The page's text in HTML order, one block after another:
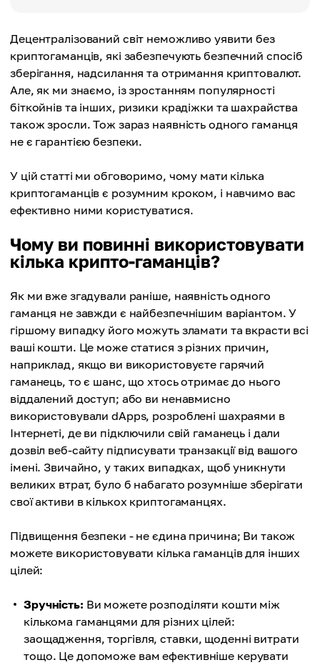
Децентралізований світ неможливо уявити без
криптогаманців, які забезпечують безпечний спосіб
зберігання, надсилання та отримання криптовалют.
Але, як ми знаємо, із зростанням популярності
біткойнів та інших, ризики крадіжки та шахрайства
також зросли. Тож зараз наявність одного гаманця
не є гарантією безпеки.
У цій статті ми обговоримо, чому мати кілька
криптогаманців є розумним кроком, і навчимо вас
ефективно ними користуватися.
Чому ви повинні використовувати
кілька крипто-гаманців?
Як ми вже згадували раніше, наявність одного
гаманця не завжди є найбезпечнішим варіантом. У
гіршому випадку його можуть зламати та вкрасти всі
ваші кошти. Це може статися з різних причин,
наприклад, якщо ви використовуєте гарячий
гаманець, то є шанс, що хтось отримає до нього
віддалений доступ; або ви ненавмисно
використовували dApps, розроблені шахраями в
Інтернеті, де ви підключили свій гаманець і дали
дозвіл веб-сайту підписувати транзакції від вашого
імені. Звичайно, у таких випадках, щоб уникнути
великих втрат, було б набагато розумніше зберігати
свої активи в кількох криптогаманцях.
Підвищення безпеки - не єдина причина; Ви також
можете використовувати кілька гаманців для інших
цілей:
Зручність: Ви можете розподіляти кошти між
кількома гаманцями для різних цілей:
заощадження, торгівля, ставки, щоденні витрати
тощо. Це допоможе вам ефективніше керувати